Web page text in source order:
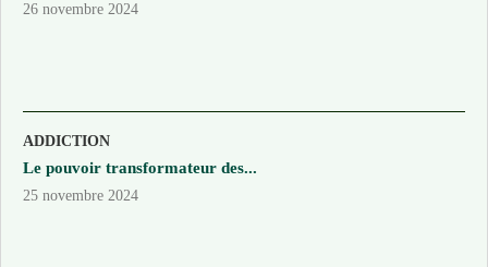
26 novembre 2024
ADDICTION
Le pouvoir transformateur des...
25 novembre 2024